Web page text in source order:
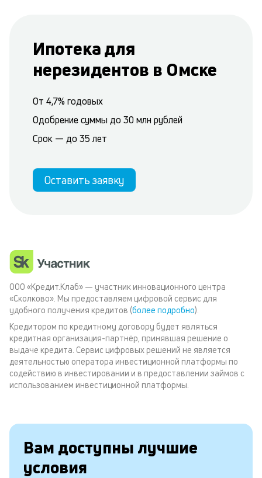
Ипотека для
нерезидентов в Омске
От 4,7% годовых
Одобрение суммы до 30 млн рублей
Срок — до 35 лет
Оставить заявку
ООО «Кредит.Клаб» — участник инновационного центра
«Сколково». Мы предоставляем цифровой сервис для
удобного получения кредитов (более подробно).
Кредитором по кредитному договору будет являться
кредитная организация-партнёр, принявшая решение о
выдаче кредита. Сервис цифровых решений не является
деятельностью оператора инвестиционной платформы по
содействию в инвестировании и в предоставлении займов с
использованием инвестиционной платформы.
Вам доступны лучшие
условия